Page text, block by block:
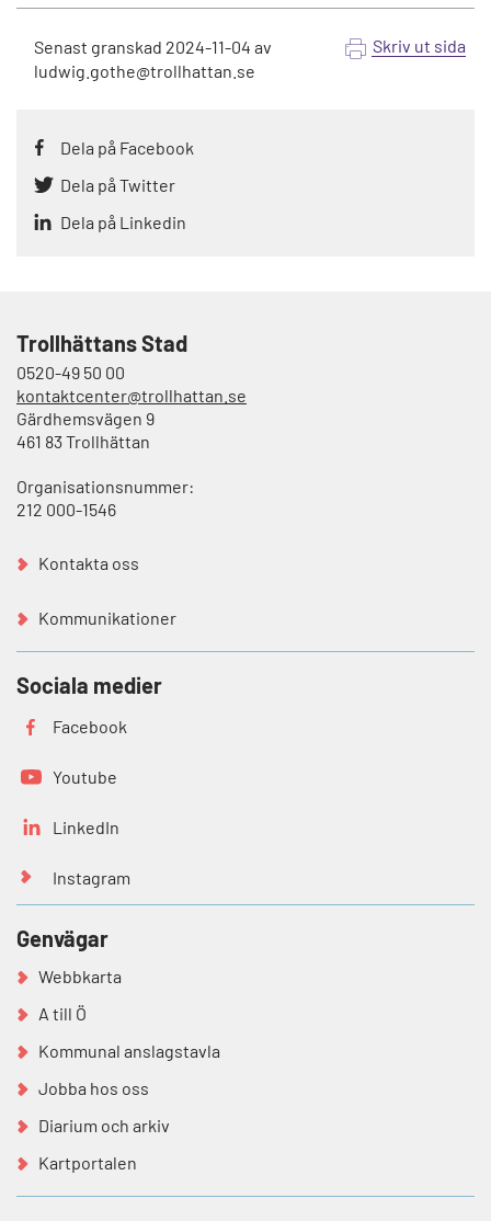
Senast granskad 2024-11-04 av
ludwig.gothe@trollhattan.se
Skriv ut sida
Dela på Facebook
Dela på Twitter
Dela på Linkedin
Trollhättans Stad
0520-49 50 00
kontaktcenter@trollhattan.se
Gärdhemsvägen 9
461 83 Trollhättan
Organisationsnummer:
212 000-1546
Kontakta oss
Kommunikationer
Sociala medier
Facebook
Youtube
LinkedIn
Instagram
Genvägar
Webbkarta
A till Ö
Kommunal anslagstavla
Jobba hos oss
Diarium och arkiv
Kartportalen